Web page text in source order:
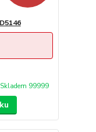
Skladem 99999